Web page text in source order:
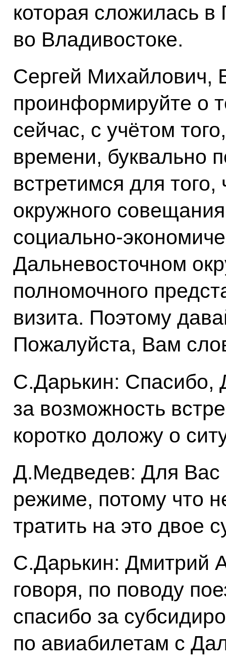
которая сложилась
во Владивостоке.
Сергей Михайлович,
проинформируйте о
сейчас, с учётом
времени, буквально
встретимся для
окружного
социально-
Дальневосточном
полномочного
визита. Поэтому
Пожалуйста, Вам
С.Дарькин: Спасибо,
за возможность
коротко доложу о
Д.Медведев: Для Вас
режиме, потому что
тратить на это двое
С.Дарькин: Дмитрий
говоря, по поводу
спасибо за
по авиабилетам с